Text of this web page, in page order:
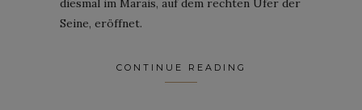
Seine, eröffnet.
CONTINUE READING